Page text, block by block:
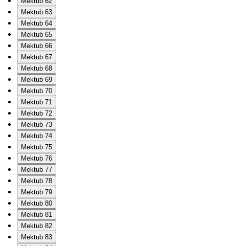
Mektub 63
Mektub 64
Mektub 65
Mektub 66
Mektub 67
Mektub 68
Mektub 69
Mektub 70
Mektub 71
Mektub 72
Mektub 73
Mektub 74
Mektub 75
Mektub 76
Mektub 77
Mektub 78
Mektub 79
Mektub 80
Mektub 81
Mektub 82
Mektub 83